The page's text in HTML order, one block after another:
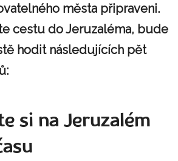
města připraveni.
cestu do Jeruzaléma, bude
hodit následujících pět
si na Jeruzalém